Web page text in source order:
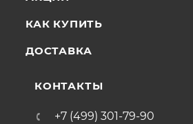
КАК КУПИТЬ
ДОСТАВКА
КОНТАКТЫ
+7 (499) 301-79-90